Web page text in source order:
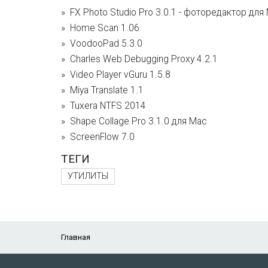
FX Photo Studio Pro 3.0.1 - фоторедактор для
Home Scan 1.06
VoodooPad 5.3.0
Charles Web Debugging Proxy 4.2.1
Video Player vGuru 1.5.8
Miya Translate 1.1
Tuxera NTFS 2014
Shape Collage Pro 3.1.0 для Mac
ScreenFlow 7.0
ТЕГИ
УТИЛИТЫ
Главная